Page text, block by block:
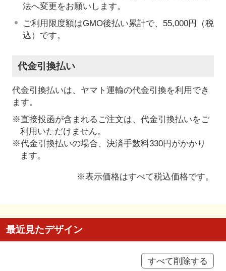
法へ変更をお願いします。
ご利用限度額はGMO後払い累計で、55,000円（税
込）です。
代金引換払い
代金引換払いは、ヤマト運輸の代金引換を利用でき
ます。
※直接投函が含まれるご注文は、代金引換払いをご
利用いただけません。
※代金引換払いの場合、決済手数料330円がかかり
ます。
※表示価格はすべて税込価格です。
最近見たデザイン
すべて削除する